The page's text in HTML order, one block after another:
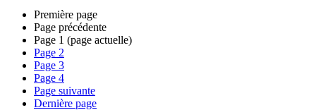
Première page
Page précédente
Page 1 (page actuelle)
Page 2
Page 3
Page 4
Page suivante
Dernière page